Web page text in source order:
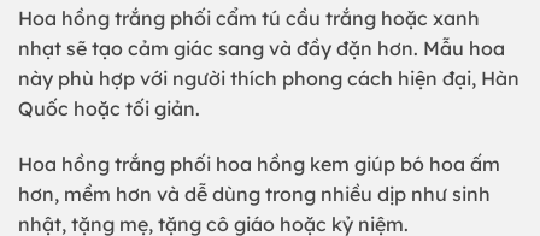
Hoa hồng trắng phối cẩm tú cầu trắng hoặc xanh
nhạt sẽ tạo cảm giác sang và đầy đặn hơn. Mẫu hoa
này phù hợp với người thích phong cách hiện đại, Hàn
Quốc hoặc tối giản.
Hoa hồng trắng phối hoa hồng kem giúp bó hoa ấm
hơn, mềm hơn và dễ dùng trong nhiều dịp như sinh
nhật, tặng mẹ, tặng cô giáo hoặc kỷ niệm.